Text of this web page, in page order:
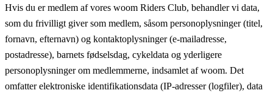
Hvis du er medlem af vores woom Riders Club, behandler vi data,
som du frivilligt giver som medlem, såsom personoplysninger (titel,
fornavn, efternavn) og kontaktoplysninger (e-mailadresse,
postadresse), barnets fødselsdag, cykeldata og yderligere
personoplysninger om medlemmerne, indsamlet af woom. Det
omfatter elektroniske identifikationsdata (IP-adresser (logfiler), data